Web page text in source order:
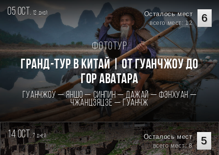
05 oct. 12 дней 6
Осталось мест
всего мест: 12
Фототур
Гранд-тур в Китай | От Гуанчжоу до
гор Аватара
Гуанчжоу — Яншо — Синпин — Дажай — Фэнхуан —
Чжанцзяцзе — Гуанчж
14 oct.7дней 5
Осталось мест
всего мест: 8